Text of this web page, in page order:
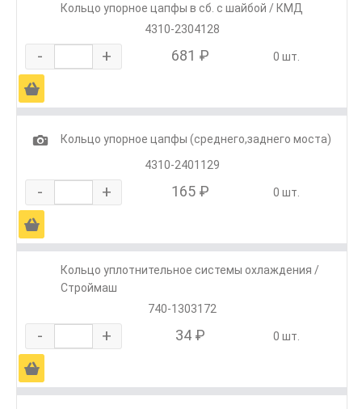
Кольцо упорное цапфы в сб. с шайбой / КМД
4310-2304128
- + 681 ₽ 0 шт.
Ä
1
Кольцо упорное цапфы (среднего,заднего моста)
4310-2401129
- + 165 ₽ 0 шт.
Ä
Кольцо уплотнительное системы охлаждения /
Строймаш
740-1303172
- + 34 ₽ 0 шт.
Ä